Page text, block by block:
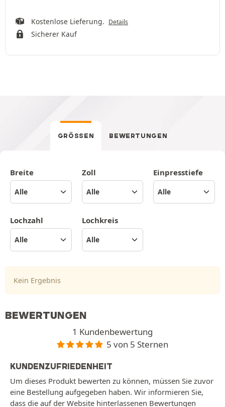
Kostenlose Lieferung. Details
Sicherer Kauf
GRÖSSEN BEWERTUNGEN
Breite Zoll Einpresstiefe
Lochzahl Lochkreis
Kein Ergebnis
BEWERTUNGEN
1 Kundenbewertung
5 von 5 Sternen
KUNDENZUFRIEDENHEIT
Um dieses Produkt bewerten zu können, müssen Sie zuvor
eine Bestellung aufgegeben haben. Wir informieren Sie,
dass die auf der Website hinterlassenen Bewertungen